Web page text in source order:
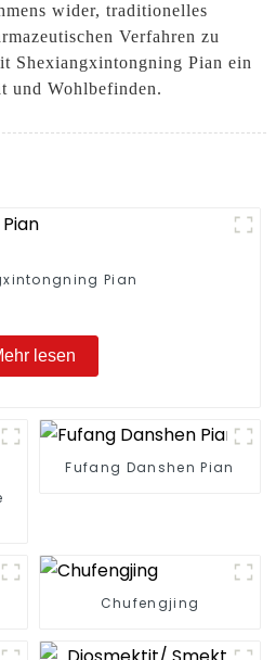
wider, traditionelles
Verfahren zu
Shexiangxintongning Pian ein
und Wohlbefinden.
Pian
lesen
Fufang Danshen Pian
Chufengjing